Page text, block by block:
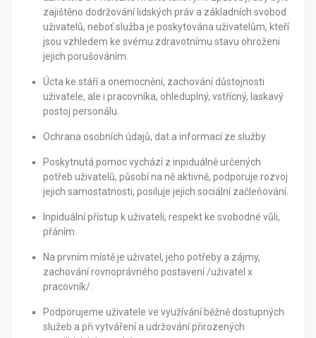
zajištěno dodržování lidských práv a základních svobod
uživatelů, neboť služba je poskytována uživatelům, kteří
jsou vzhledem ke svému zdravotnímu stavu ohroženi
jejich porušováním.
Úcta ke stáří a onemocnění, zachování důstojnosti
uživatele, ale i pracovníka, ohleduplný, vstřícný, laskavý
postoj personálu.
Ochrana osobních údajů, dat a informací ze služby.
Poskytnutá pomoc vychází z inpiduálně určených
potřeb uživatelů, působí na ně aktivně, podporuje rozvoj
jejich samostatnosti, posiluje jejich sociální začleňování.
Inpiduální přístup k uživateli, respekt ke svobodné vůli,
přáním.
Na prvním místě je uživatel, jeho potřeby a zájmy,
zachování rovnoprávného postavení /uživatel x
pracovník/.
Podporujeme uživatele ve využívání běžně dostupných
služeb a při vytváření a udržování přirozených